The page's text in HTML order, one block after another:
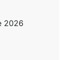
2026